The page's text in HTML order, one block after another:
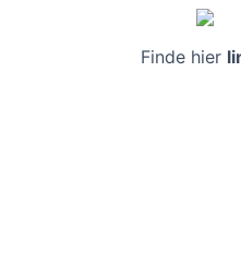
Finde hier